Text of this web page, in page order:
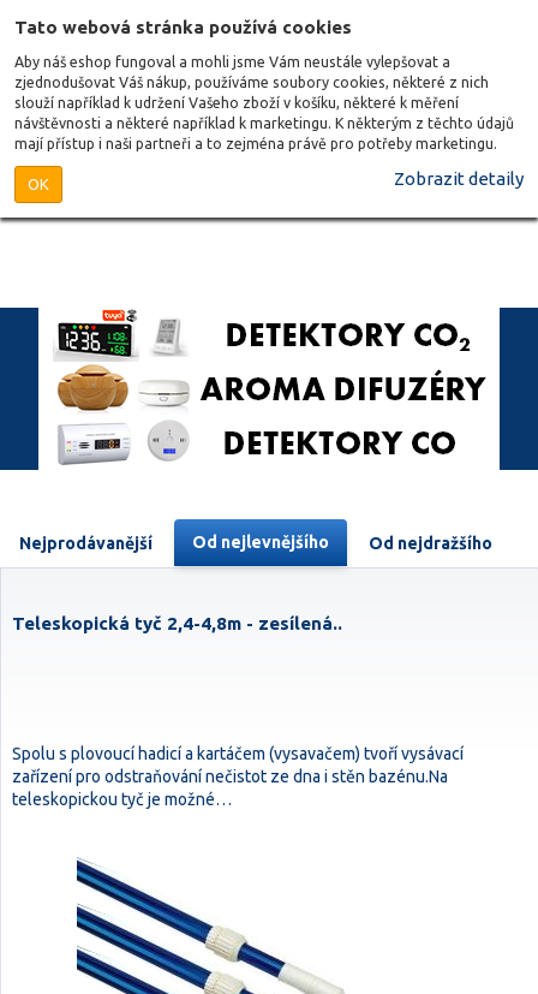
Tato webová stránka používá cookies
Aby náš eshop fungoval a mohli jsme Vám neustále vylepšovat a
zjednodušovat Váš nákup, používáme soubory cookies, některé z nich
slouží například k udržení Vašeho zboží v košíku, některé k měření
návštěvnosti a některé například k marketingu. K některým z těchto údajů
mají přístup i naši partneři a to zejména právě pro potřeby marketingu.
OK Zobrazit detaily
Nejprodávanější Od nejlevnějšího Od nejdražšího
Teleskopická tyč 2,4-4,8m - zesílená..
Spolu s plovoucí hadicí a kartáčem (vysavačem) tvoří vysávací
zařízení pro odstraňování nečistot ze dna i stěn bazénu.Na
teleskopickou tyč je možné…